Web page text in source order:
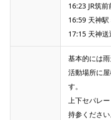
16:23 JR筑
16:59 天神駅
17:15 天神
基本的には雨
活動場所に
す。
上下セパレ
持参ください